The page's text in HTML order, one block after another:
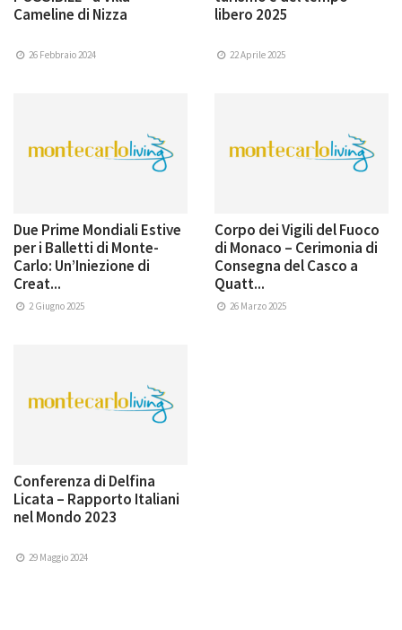
Cameline di Nizza
26 Febbraio 2024
libero 2025
22 Aprile 2025
Due Prime Mondiali Estive
per i Balletti di Monte-
Carlo: Un’Iniezione di
Creat...
2 Giugno 2025
Corpo dei Vigili del Fuoco
di Monaco – Cerimonia di
Consegna del Casco a
Quatt...
26 Marzo 2025
Conferenza di Delfina
Licata – Rapporto Italiani
nel Mondo 2023
29 Maggio 2024